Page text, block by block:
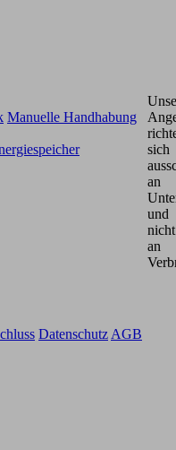
Manuelle Handhabung
sich
an
und
nicht
an
Datenschutz AGB